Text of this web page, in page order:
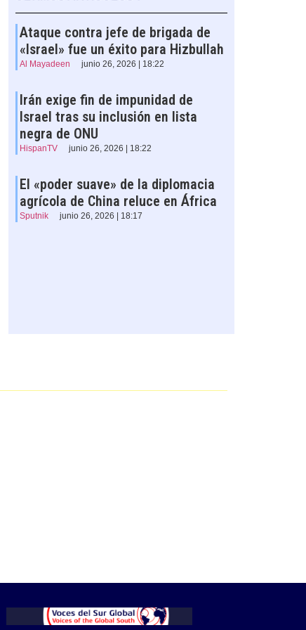
Ataque contra jefe de brigada de
«Israel» fue un éxito para Hizbullah
Al Mayadeen junio 26, 2026 | 18:22
Irán exige fin de impunidad de
Israel tras su inclusión en lista
negra de ONU
HispanTV junio 26, 2026 | 18:22
El «poder suave» de la diplomacia
agrícola de China reluce en África
Sputnik junio 26, 2026 | 18:17